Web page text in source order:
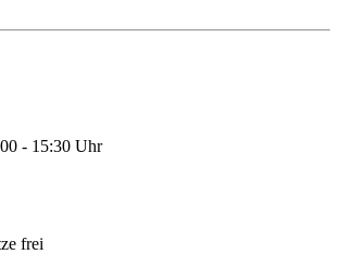
- 15:30 Uhr
frei